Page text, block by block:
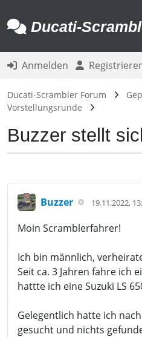
Ducati-
Anmelden
Ducati-Scrambler Forum
Vorstellungsrunde
Buzzer stellt
Buzzer 19.11.2022,
Moin Scramblerfahrer!
Ich bin männlich,
Seit ca. 3 Jahren fahre ich
hattte ich eine Suzuki LS
Gelegentlich hatte ich
gesucht und nichts